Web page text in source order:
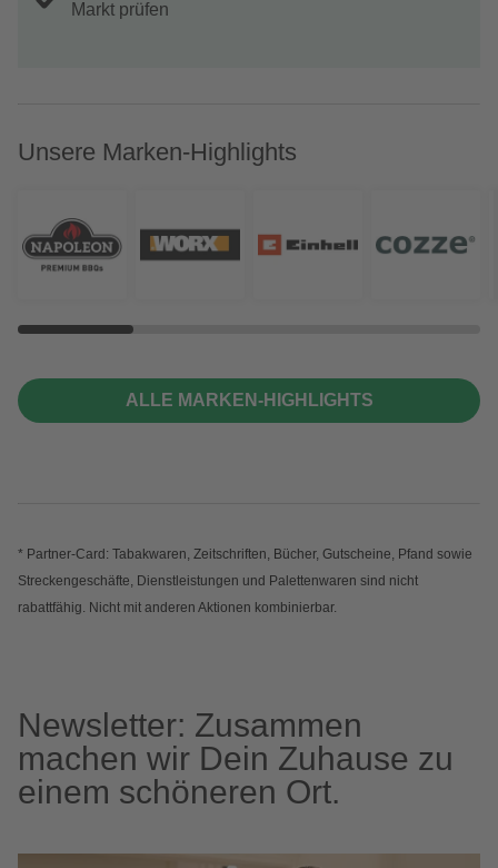
Markt prüfen
Unsere Marken-Highlights
ALLE MARKEN-HIGHLIGHTS
* Partner-Card: Tabakwaren, Zeitschriften, Bücher, Gutscheine, Pfand sowie
Streckengeschäfte, Dienstleistungen und Palettenwaren sind nicht
rabattfähig. Nicht mit anderen Aktionen kombinierbar.
Newsletter: Zusammen
machen wir Dein Zuhause zu
einem schöneren Ort.